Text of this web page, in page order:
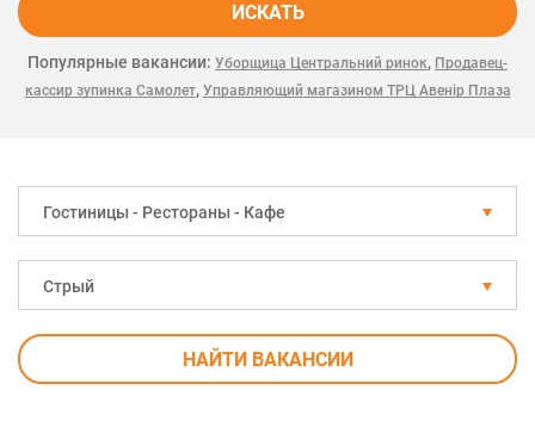
ИСКАТЬ
Популярные вакансии: Уборщица Центральний ринок, Продавец-
кассир зупинка Самолет, Управляющий магазином ТРЦ Авенір Плаза
Гостиницы - Рестораны - Кафе
Стрый
НАЙТИ ВАКАНСИИ